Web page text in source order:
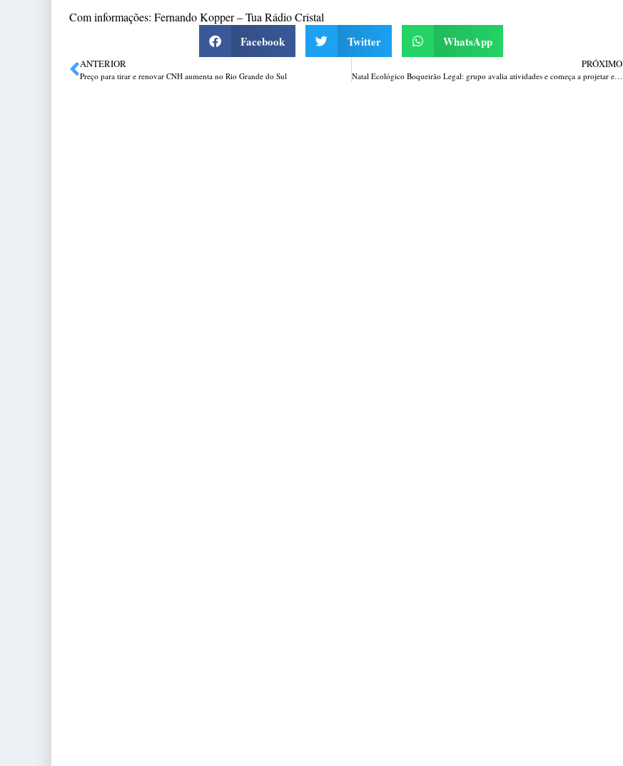
Com informações: Fernando Kopper – Tua Rádio Cristal
Facebook Twitter WhatsApp
ANTERIOR
Preço para tirar e renovar CNH aumenta no Rio Grande do Sul
PRÓXIMO
Natal Ecológico Boqueirão Legal: grupo avalia atividades e começa a projetar evento de 2023